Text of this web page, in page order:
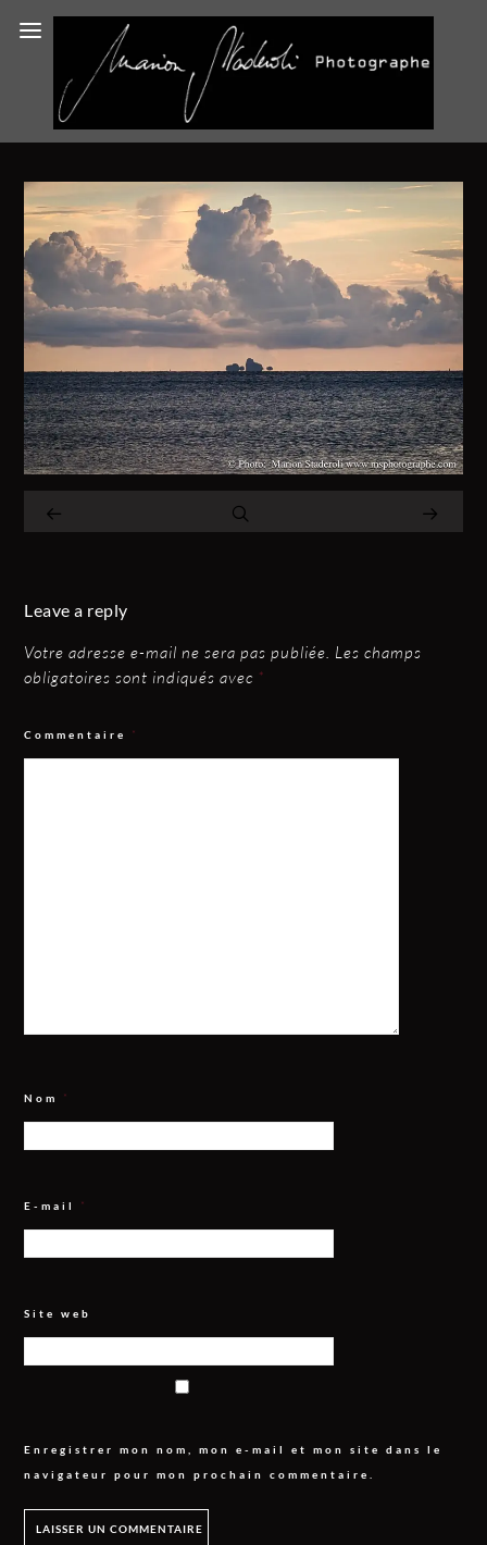
Leave a reply
Votre adresse e-mail ne sera pas publiée. Les champs
obligatoires sont indiqués avec *
Commentaire *
Nom *
E-mail *
Site web
Enregistrer mon nom, mon e-mail et mon site dans le
navigateur pour mon prochain commentaire.